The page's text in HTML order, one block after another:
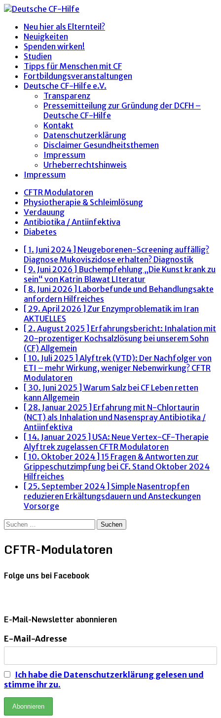
Neu hier als Elternteil?
Neuigkeiten
Spenden wirken!
Studien
Tipps für Menschen mit CF
Fortbildungsveranstaltungen
Deutsche CF-Hilfe e.V.
Transparenz
Pressemitteilung zur Gründung der DCFH –
Deutsche CF-Hilfe
Kontakt
Datenschutzerklärung
Disclaimer Gesundheitsthemen
Impressum
Urheberrechtshinweis
Impressum
CFTR Modulatoren
Physiotherapie & Schleimlösung
Verdauung
Antibiotika / Antiinfektiva
Diabetes
[ 1. Juni 2024 ] Neugeborenen-Screening auffällig?
Diagnose Mukoviszidose erhalten? Diagnostik
[ 9. Juni 2026 ] Buchempfehlung „Die Kunst krank zu
sein“ von Katrin Blawat LIteratur
[ 8. Juni 2026 ] Laborbefunde und Behandlungsakte
anfordern Hilfreiches
[ 29. April 2026 ] Zur Enzymproblematik im Iran
AKTUELLES
[ 2. August 2025 ] Erfahrungsbericht: Inhalation mit
20-prozentiger Kochsalzlösung bei unserem Sohn
(CF) Allgemein
[ 10. Juli 2025 ] Alyftrek (VTD): Der Nachfolger von
ETI – mehr Wirkung, weniger Nebenwirkung? CFTR
Modulatoren
[ 30. Juni 2025 ] Warum Salz bei CF Leben retten
kann Allgemein
[ 28. Januar 2025 ] Erfahrung mit N-Chlortaurin
(NCT) als Inhalation und NasensprayAntibiotika /
Antiinfektiva
[ 14. Januar 2025 ] USA: Neue Vertex-CF-Therapie
Alyftrek zugelassen CFTR Modulatoren
[ 10. Oktober 2024 ] 15 Fragen & Antworten zur
Grippeschutzimpfung bei CF. Stand Oktober 2024
Hilfreiches
[ 25. September 2024 ] Simple Nasentropfen
reduzieren Erkältungsdauern und Ansteckungen
Vorsorge
Suchen
CFTR-Modulatoren
Folge uns bei Facebook
E-Mail-Newsletter abonnieren
E-Mail-Adresse
Ich habe die Datenschutzerklärung gelesen und
stimme ihr zu.